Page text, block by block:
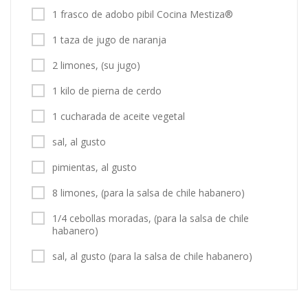
Entrar / Registrarse
1 frasco de adobo pibil Cocina Mestiza®
1 taza de jugo de naranja
2 limones, (su jugo)
1 kilo de pierna de cerdo
1 cucharada de aceite vegetal
sal, al gusto
pimientas, al gusto
8 limones, (para la salsa de chile habanero)
1/4 cebollas moradas, (para la salsa de chile
habanero)
sal, al gusto (para la salsa de chile habanero)